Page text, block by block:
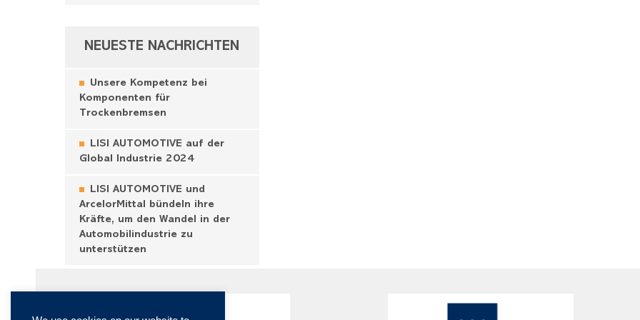
NEUESTE NACHRICHTEN
Unsere Kompetenz bei
Komponenten für
Trockenbremsen
LISI AUTOMOTIVE auf der
Global Industrie 2024
LISI AUTOMOTIVE und
ArcelorMittal bündeln ihre
Kräfte, um den Wandel in der
Automobilindustrie zu
unterstützen